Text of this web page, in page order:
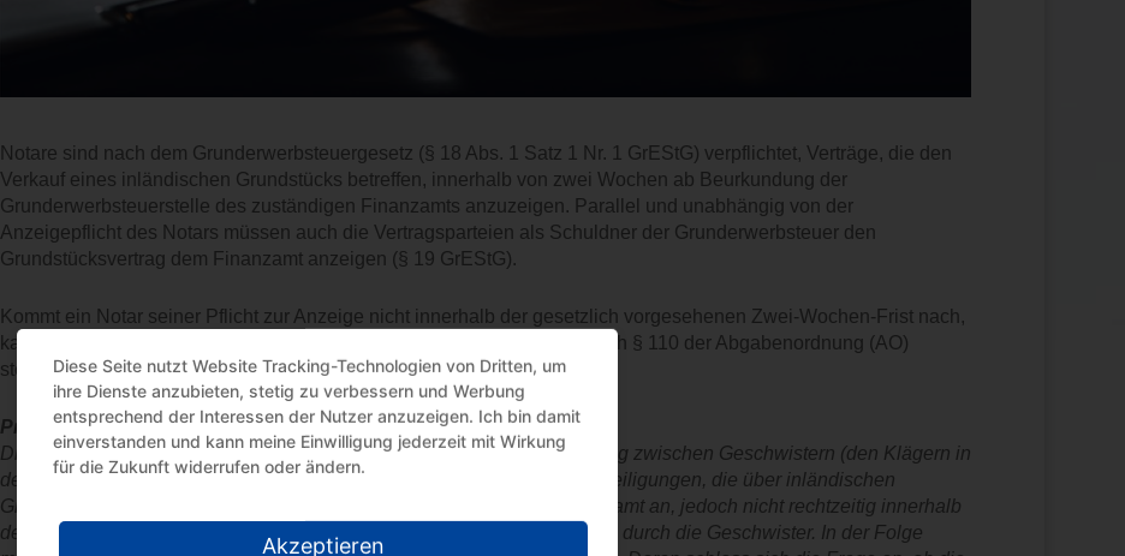
Notare sind nach dem Grunderwerbsteuergesetz (§ 18 Abs. 1 Satz 1 Nr. 1 GrEStG) verpflichtet, Verträge, die den
Verkauf eines inländischen Grundstücks betreffen, innerhalb von zwei Wochen ab Beurkundung der
Grunderwerbsteuerstelle des zuständigen Finanzamts anzuzeigen. Parallel und unabhängig von der
Anzeigepflicht des Notars müssen auch die Vertragsparteien als Schuldner der Grunderwerbsteuer den
Grundstücksvertrag dem Finanzamt anzeigen (§ 19 GrEStG).
Kommt ein Notar seiner Pflicht zur Anzeige nicht innerhalb der gesetzlich vorgesehenen Zwei-Wochen-Frist nach,
kann er
in den vorigen Stand nach § 110 der Abgabenordnung (AO)
stellen.
Praxis-Beispiel:
Die Klägerin (Notarin) beurkundete einen Erbauseinandersetzungsvertrag zwischen Geschwistern (den Klägern in
den Verfahren II R 20/23 und 21/23). Zum Nachlass gehörten GmbH-Beteiligungen, die über inländischen
Grundbesitz verfügten. Die Notarin zeigte die Beurkundung beim Finanzamt an, jedoch nicht rechtzeitig innerhalb
der zweiwöchigen Frist. Ebenso wenig erfolgte eine rechtzeitige Anzeige durch die Geschwister. In der Folge
Diese Seite nutzt Website Tracking-Technologien von Dritten, um
ihre Dienste anzubieten, stetig zu verbessern und Werbung
entsprechend der Interessen der Nutzer anzuzeigen. Ich bin damit
einverstanden und kann meine Einwilligung jederzeit mit Wirkung
für die Zukunft widerrufen oder ändern.
Akzeptieren